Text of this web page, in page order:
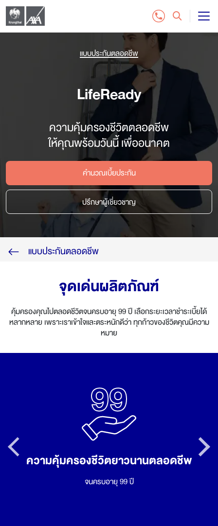
สำหรับฝ่ายจัดจำหน่าย
โทร. 1159
ไทย EN
แบบประกันตลอดชีพ
LifeReady
ความคุ้มครองชีวิตตลอดชีพ
ให้คุณพร้อมวันนี้ เพื่ออนาคต
คำนวณเบี้ยประกัน
ปรึกษาผู้เชี่ยวชาญ
แบบประกันตลอดชีพ
จุดเด่นผลิตภัณฑ์
คุ้มครองคุณไปตลอดชีวิตจนครบอายุ 99 ปี เลือกระยะเวลาชำระเบี้ยได้
หลากหลาย เพราะเราเข้าใจและตระหนักดีว่า ทุกก้าวของชีวิตคุณมีความ
หมาย
Previousความคุ้มครองชีวิตยาวนานตลอดชีพ
จนครบอายุ 99 ปี
Next